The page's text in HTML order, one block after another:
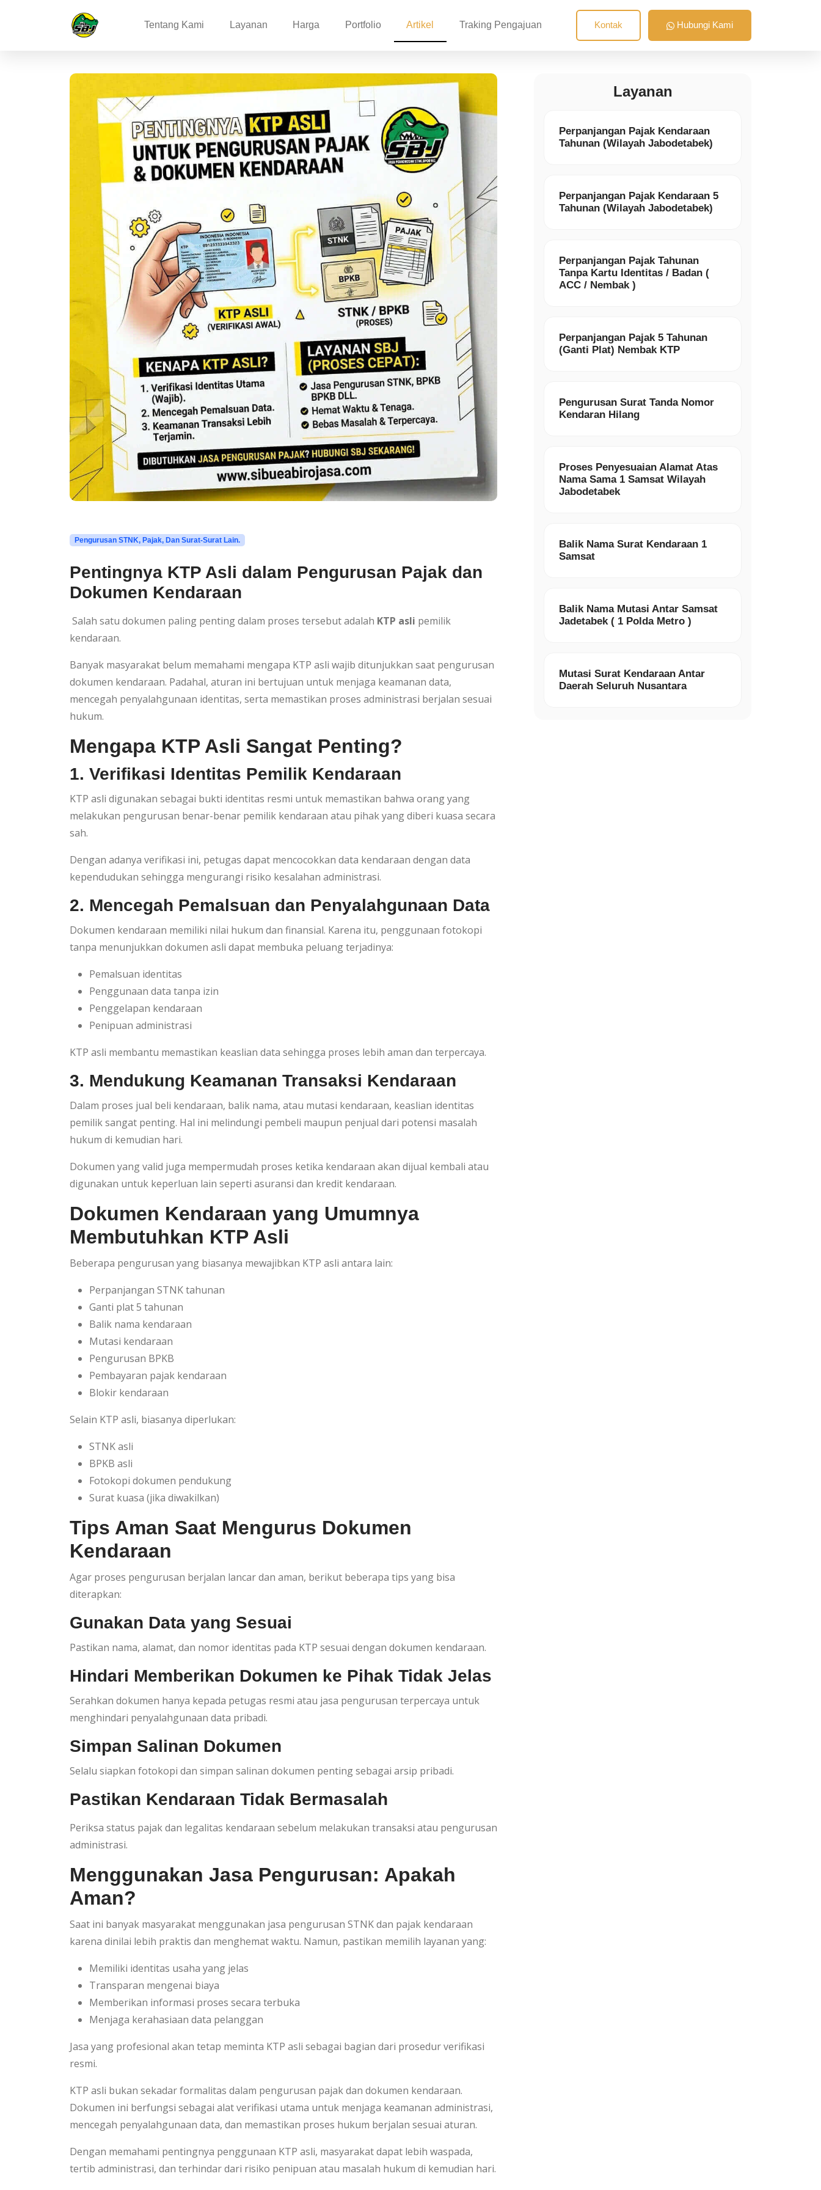
Tentang Kami Layanan Harga Portfolio Artikel Traking Pengajuan Kontak Hubungi Kami
Pengurusan STNK, Pajak, Dan Surat-Surat Lain.
Pentingnya KTP Asli dalam Pengurusan Pajak dan
Dokumen Kendaraan
Salah satu dokumen paling penting dalam proses tersebut adalah KTP asli pemilik
kendaraan.
Banyak masyarakat belum memahami mengapa KTP asli wajib ditunjukkan saat pengurusan
dokumen kendaraan. Padahal, aturan ini bertujuan untuk menjaga keamanan data,
mencegah penyalahgunaan identitas, serta memastikan proses administrasi berjalan sesuai
hukum.
Mengapa KTP Asli Sangat Penting?
1. Verifikasi Identitas Pemilik Kendaraan
KTP asli digunakan sebagai bukti identitas resmi untuk memastikan bahwa orang yang
melakukan pengurusan benar-benar pemilik kendaraan atau pihak yang diberi kuasa secara
sah.
Dengan adanya verifikasi ini, petugas dapat mencocokkan data kendaraan dengan data
kependudukan sehingga mengurangi risiko kesalahan administrasi.
2. Mencegah Pemalsuan dan Penyalahgunaan Data
Dokumen kendaraan memiliki nilai hukum dan finansial. Karena itu, penggunaan fotokopi
tanpa menunjukkan dokumen asli dapat membuka peluang terjadinya:
Pemalsuan identitas
Penggunaan data tanpa izin
Penggelapan kendaraan
Penipuan administrasi
KTP asli membantu memastikan keaslian data sehingga proses lebih aman dan terpercaya.
3. Mendukung Keamanan Transaksi Kendaraan
Dalam proses jual beli kendaraan, balik nama, atau mutasi kendaraan, keaslian identitas
pemilik sangat penting. Hal ini melindungi pembeli maupun penjual dari potensi masalah
hukum di kemudian hari.
Dokumen yang valid juga mempermudah proses ketika kendaraan akan dijual kembali atau
digunakan untuk keperluan lain seperti asuransi dan kredit kendaraan.
Dokumen Kendaraan yang Umumnya
Membutuhkan KTP Asli
Beberapa pengurusan yang biasanya mewajibkan KTP asli antara lain:
Perpanjangan STNK tahunan
Ganti plat 5 tahunan
Balik nama kendaraan
Mutasi kendaraan
Pengurusan BPKB
Pembayaran pajak kendaraan
Blokir kendaraan
Selain KTP asli, biasanya diperlukan:
STNK asli
BPKB asli
Fotokopi dokumen pendukung
Surat kuasa (jika diwakilkan)
Tips Aman Saat Mengurus Dokumen
Kendaraan
Agar proses pengurusan berjalan lancar dan aman, berikut beberapa tips yang bisa
diterapkan:
Gunakan Data yang Sesuai
Pastikan nama, alamat, dan nomor identitas pada KTP sesuai dengan dokumen kendaraan.
Hindari Memberikan Dokumen ke Pihak Tidak Jelas
Serahkan dokumen hanya kepada petugas resmi atau jasa pengurusan terpercaya untuk
menghindari penyalahgunaan data pribadi.
Simpan Salinan Dokumen
Selalu siapkan fotokopi dan simpan salinan dokumen penting sebagai arsip pribadi.
Pastikan Kendaraan Tidak Bermasalah
Periksa status pajak dan legalitas kendaraan sebelum melakukan transaksi atau pengurusan
administrasi.
Menggunakan Jasa Pengurusan: Apakah
Aman?
Saat ini banyak masyarakat menggunakan jasa pengurusan STNK dan pajak kendaraan
karena dinilai lebih praktis dan menghemat waktu. Namun, pastikan memilih layanan yang:
Memiliki identitas usaha yang jelas
Transparan mengenai biaya
Memberikan informasi proses secara terbuka
Menjaga kerahasiaan data pelanggan
Jasa yang profesional akan tetap meminta KTP asli sebagai bagian dari prosedur verifikasi
resmi.
KTP asli bukan sekadar formalitas dalam pengurusan pajak dan dokumen kendaraan.
Dokumen ini berfungsi sebagai alat verifikasi utama untuk menjaga keamanan administrasi,
mencegah penyalahgunaan data, dan memastikan proses hukum berjalan sesuai aturan.
Dengan memahami pentingnya penggunaan KTP asli, masyarakat dapat lebih waspada,
tertib administrasi, dan terhindar dari risiko penipuan atau masalah hukum di kemudian hari.
Layanan
Perpanjangan Pajak Kendaraan
Tahunan (Wilayah Jabodetabek)
Perpanjangan Pajak Kendaraan 5
Tahunan (Wilayah Jabodetabek)
Perpanjangan Pajak Tahunan
Tanpa Kartu Identitas / Badan (
ACC / Nembak )
Perpanjangan Pajak 5 Tahunan
(Ganti Plat) Nembak KTP
Pengurusan Surat Tanda Nomor
Kendaran Hilang
Proses Penyesuaian Alamat Atas
Nama Sama 1 Samsat Wilayah
Jabodetabek
Balik Nama Surat Kendaraan 1
Samsat
Balik Nama Mutasi Antar Samsat
Jadetabek ( 1 Polda Metro )
Mutasi Surat Kendaraan Antar
Daerah Seluruh Nusantara